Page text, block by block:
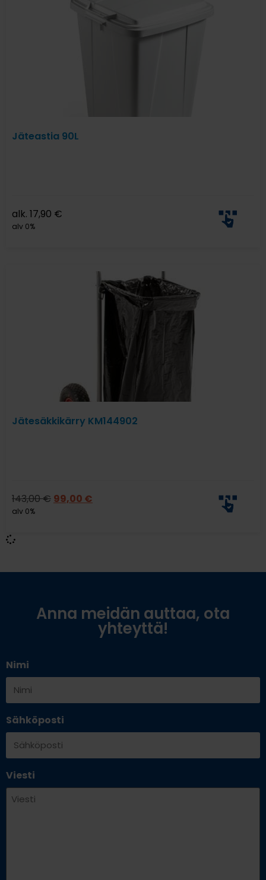
Jäteastia 90L
alk. 17,90 €
alv 0%
Jätesäkkikärry KM144902
143,00€ 99,00 €
alv 0%
Anna meidän auttaa, ota
yhteyttä!
Nimi
Sähköposti
Viesti